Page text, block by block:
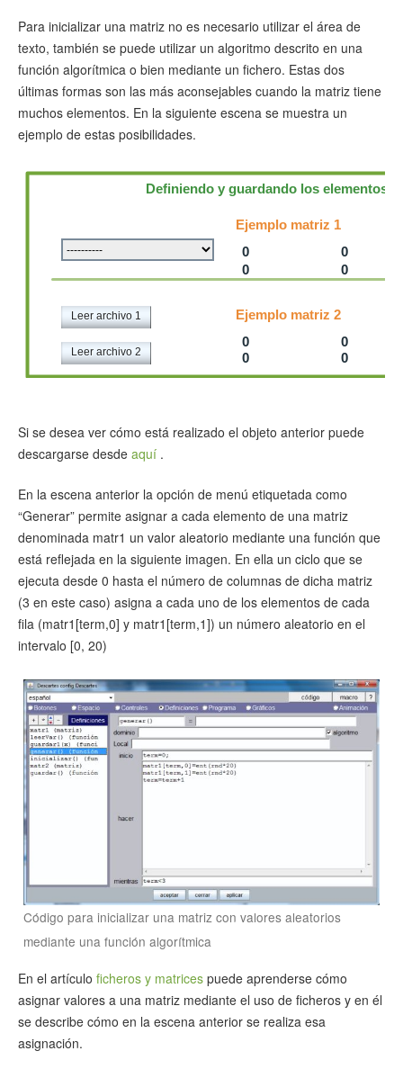
Para inicializar una matriz no es necesario utilizar el área de
texto, también se puede utilizar un algoritmo descrito en una
función algorítmica o bien mediante un fichero. Estas dos
últimas formas son las más aconsejables cuando la matriz tiene
muchos elementos. En la siguiente escena se muestra un
ejemplo de estas posibilidades.
Si se desea ver cómo está realizado el objeto anterior puede
descargarse desde aquí .
En la escena anterior la opción de menú etiquetada como
“Generar” permite asignar a cada elemento de una matriz
denominada matr1 un valor aleatorio mediante una función que
está reflejada en la siguiente imagen. En ella un ciclo que se
ejecuta desde 0 hasta el número de columnas de dicha matriz
(3 en este caso) asigna a cada uno de los elementos de cada
fila (matr1[term,0] y matr1[term,1]) un número aleatorio en el
intervalo [0, 20)
Código para inicializar una matriz con valores aleatorios
mediante una función algorítmica
En el artículo ficheros y matrices puede aprenderse cómo
asignar valores a una matriz mediante el uso de ficheros y en él
se describe cómo en la escena anterior se realiza esa
asignación.